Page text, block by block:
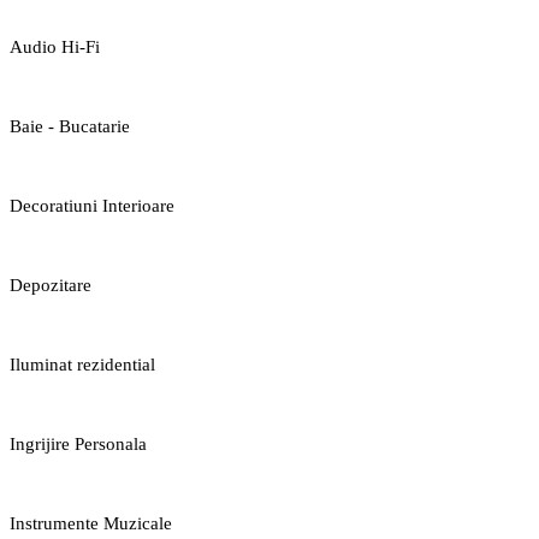
Audio Hi-Fi
Baie - Bucatarie
Decoratiuni Interioare
Depozitare
Iluminat rezidential
Ingrijire Personala
Instrumente Muzicale